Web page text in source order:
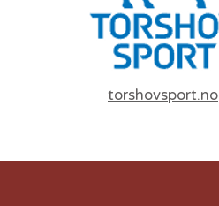
torshovsport.no